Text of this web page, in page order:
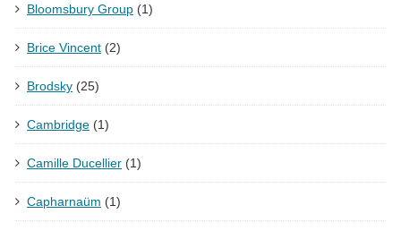
Bloomsbury Group (1)
Brice Vincent (2)
Brodsky (25)
Cambridge (1)
Camille Ducellier (1)
Capharnaüm (1)